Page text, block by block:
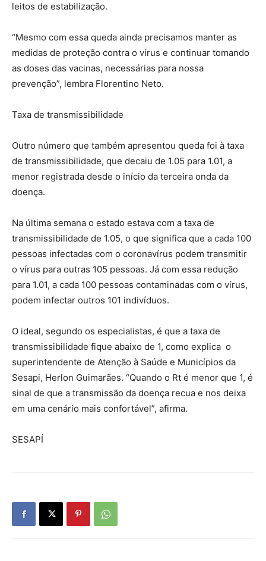
leitos de estabilização.
“Mesmo com essa queda ainda precisamos manter as
medidas de proteção contra o vírus e continuar tomando
as doses das vacinas, necessárias para nossa
prevenção”, lembra Florentino Neto.
Taxa de transmissibilidade
Outro número que também apresentou queda foi à taxa
de transmissibilidade, que decaiu de 1.05 para 1.01, a
menor registrada desde o início da terceira onda da
doença.
Na última semana o estado estava com a taxa de
transmissibilidade de 1.05, o que significa que a cada 100
pessoas infectadas com o coronavírus podem transmitir
o vírus para outras 105 pessoas. Já com essa redução
para 1.01, a cada 100 pessoas contaminadas com o vírus,
podem infectar outros 101 indivíduos.
O ideal, segundo os especialistas, é que a taxa de
transmissibilidade fique abaixo de 1, como explica o
superintendente de Atenção à Saúde e Municípios da
Sesapi, Herlon Guimarães. “Quando o Rt é menor que 1, é
sinal de que a transmissão da doença recua e nos deixa
em uma cenário mais confortável”, afirma.
SESAPÍ